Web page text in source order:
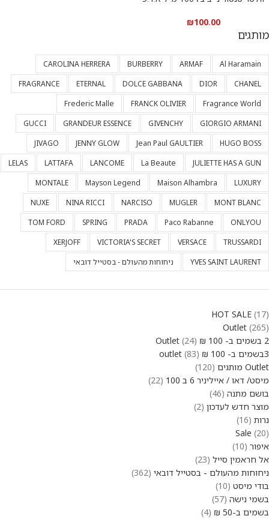
₪100.00
מותגים
Al Haramain
ARMAF
BURBERRY
CAROLINA HERRERA
CHANEL
DIOR
DOLCE GABBANA
ETERNAL
FRAGRANCE
Fragrance World
FRANCK OLIVIER
Frederic Malle
GIORGIO ARMANI
GIVENCHY
GRANDEUR ESSENCE
GUCCI
HUGO BOSS
Jean Paul GAULTIER
JENNY GLOW
JIVAGO
JULIETTE HAS A GUN
La Beaute
LANCOME
LATTAFA
LELAS
LUXURY
Maison Alhambra
Mayson Legend
MONTALE
MONT BLANC
MUGLER
NARCISO
NINA RICCI
NUXE
ONLYOU
Paco Rabanne
PRADA
SPRING
TOM FORD
TRUSSARDI
VERSACE
VICTORIA'S SECRET
XERJOFF
YVES SAINT LAURENT
ניחוחות מהעולם - בסטייל דובאי
HOT SALE 17
Outlet 265
2 בשמים ב- 100 ₪ Outlet
24
3בשמים ב- 100 ₪ outlet
83
Outlet מותגים
120
מיסט/ דאו / אייליניר 6 ב 100
22
בושם מתנה 46
מוצר חדש לעדכון 2
נרות 16
Sale 20
איפור 10
אל חראמין סייל 23
ניחוחות מהעולם - בסטייל דובאי 362
בודי מיסט 10
בשמי נישה 57
בשמים ב-50 ₪
4